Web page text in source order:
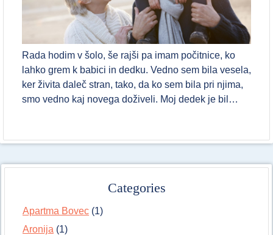
Rada hodim v šolo, še rajši pa imam počitnice, ko
lahko grem k babici in dedku. Vedno sem bila vesela,
ker živita daleč stran, tako, da ko sem bila pri njima,
smo vedno kaj novega doživeli. Moj dedek je bil…
Categories
Apartma Bovec (1)
Aronija (1)